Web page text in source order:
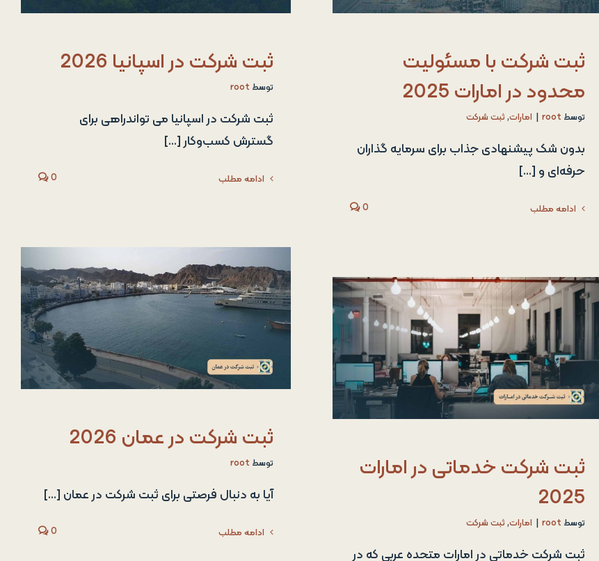
ثبت شرکت با مسئولیت
محدود در امارات 2025
توسط root امارات, ثبت شرکت
بدون شک پیشنهادی جذاب برای سرمایه گذاران
حرفه‌ای و [...]
ادامه مطلب 0
ثبت شرکت در اسپانیا 2026
توسط root
ثبت شرکت در اسپانیا می تواندراهی برای
گسترش کسب‌وکار [...]
ادامه مطلب 0
ثبت شرکت در عمان 2026
توسط root
آیا به دنبال فرصتی برای ثبت شرکت در عمان [...]
ادامه مطلب 0
ثبت شرکت خدماتی در امارات
2025
توسط root امارات, ثبت شرکت
ثبت شرکت خدماتی در امارات متحده عربی که در